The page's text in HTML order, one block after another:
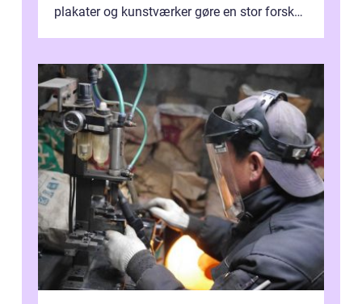
plakater og kunstværker gøre en stor forskel.